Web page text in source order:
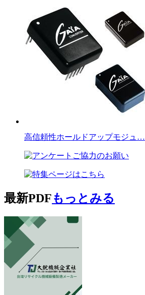
高信頼性ホールドアップモジュ…
最新PDFもっとみる